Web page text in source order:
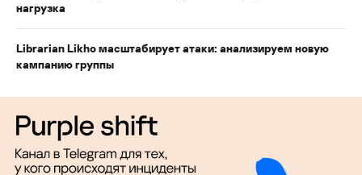
нагрузка
Librarian Likho масштабирует атаки: анализируем новую
кампанию группы